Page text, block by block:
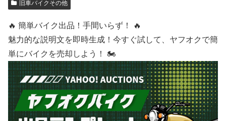
旧車バイクその他
🔥 簡単バイク出品！手間いらず！ 🔥
魅力的な説明文を即時生成！今すぐ試して、ヤフオクで簡
単にバイクを売却しよう！ 🏍️